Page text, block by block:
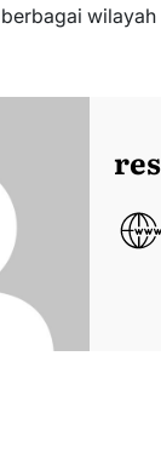
berbagai wilayah